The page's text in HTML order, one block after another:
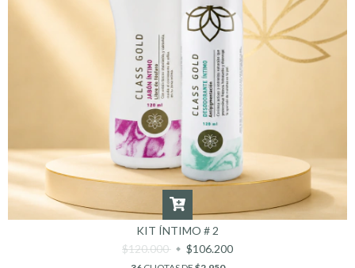
KIT ÍNTIMO # 2
$120.000
$106.200